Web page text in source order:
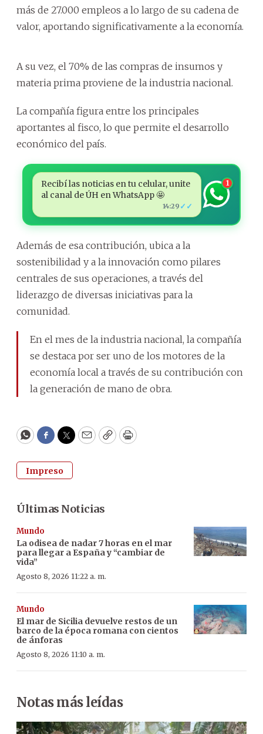
más de 27.000 empleos a lo largo de su cadena de
valor, aportando significativamente a la economía.
A su vez, el 70% de las compras de insumos y
materia prima proviene de la industria nacional.
La compañía figura entre los principales
aportantes al fisco, lo que permite el desarrollo
económico del país.
Recibí las noticias en tu celular, unite
al canal de ÚH en WhatsApp 🤩
14:29 ✓✓
1
Además de esa contribución, ubica a la
sostenibilidad y a la innovación como pilares
centrales de sus operaciones, a través del
liderazgo de diversas iniciativas para la
comunidad.
En el mes de la industria nacional, la compañía
se destaca por ser uno de los motores de la
economía local a través de su contribución con
la generación de mano de obra.
WhatsApp
Facebook
Twitter
EmailCopyPrint
Impreso
Últimas Noticias
Mundo
La odisea de nadar 7 horas en el mar
para llegar a España y “cambiar de
vida”
Agosto 8, 2026 11:22 a. m.
Mundo
El mar de Sicilia devuelve restos de un
barco de la época romana con cientos
de ánforas
Agosto 8, 2026 11:10 a. m.
Notas más leídas